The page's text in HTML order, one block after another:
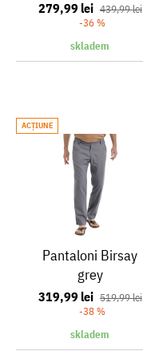
279,99 lei 439,99 lei
-36 %
skladem
ACŢIUNE
Pantaloni Birsay
grey
319,99 lei 519,99 lei
-38 %
skladem